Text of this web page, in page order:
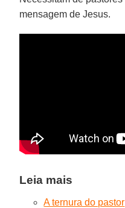
mensagem de Jesus.
Leia mais
A ternura do pastor